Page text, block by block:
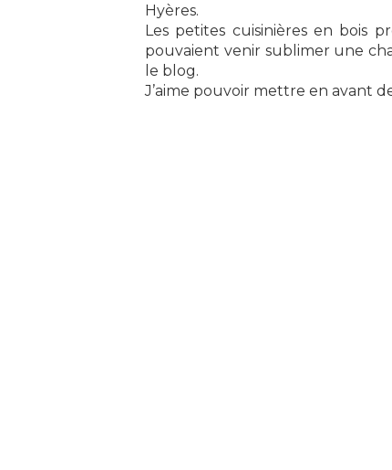
Hyères.
Les petites cuisinières en bois
pouvaient venir sublimer une
le blog.
J’aime pouvoir mettre en avant